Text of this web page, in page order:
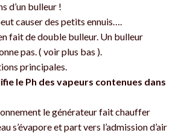
d’un bulleur !
causer des petits ennuis….
fait de double bulleur. Un bulleur
pas. ( voir plus bas ).
principales.
le Ph des vapeurs contenues dans
le générateur fait chauffer
s’évapore et part vers l’admission d’air